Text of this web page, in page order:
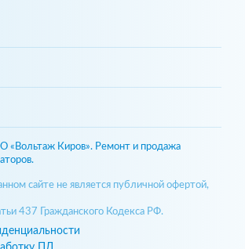
Киров». Ремонт и продажа
сайте не является публичной офертой,
437 Гражданского Кодекса РФ.